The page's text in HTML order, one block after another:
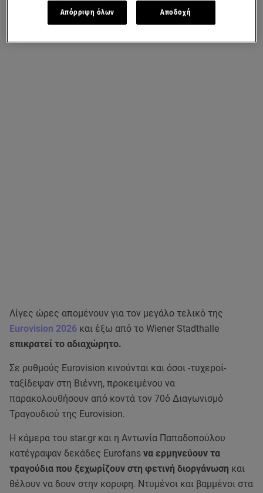
Λίγες ώρες απομένουν για τον μεγάλο τελικό της
Eurovision 2026 και έξω από το Wiener Stadthalle
επικρατεί το αδιαχώρητο.
Σε ρυθμούς Eurovision κινούνται και όσοι -τυχεροί-
ταξίδεψαν στη Βιέννη, προκειμένου να
παρακολουθήσουν από κοντά τον 70ό Διαγωνισμό
Τραγουδιού της Eurovision.
Η κάμερα του star.gr και η Αντωνία Παπαδοπούλου
κατέγραψαν δεκάδες Eurofans να ερμηνεύουν τα
τραγούδια που ξεχωρίζουν στη φετινή διοργάνωση και
θέλουν να δουν στην κορυφη. Ντυμένοι και βαμμένοι στα
Απόρριψη όλων Αποδοχή